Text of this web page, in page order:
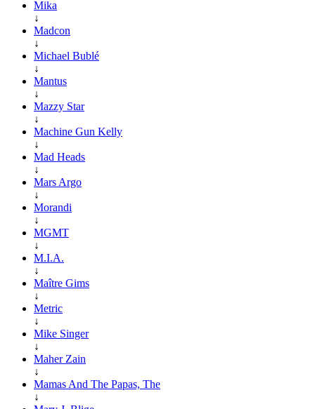
Mika
↓
Madcon
↓
Michael Bublé
↓
Mantus
↓
Mazzy Star
↓
Machine Gun Kelly
↓
Mad Heads
↓
Mars Argo
↓
Morandi
↓
MGMT
↓
M.I.A.
↓
Maître Gims
↓
Metric
↓
Mike Singer
↓
Maher Zain
↓
Mamas And The Papas, The
↓